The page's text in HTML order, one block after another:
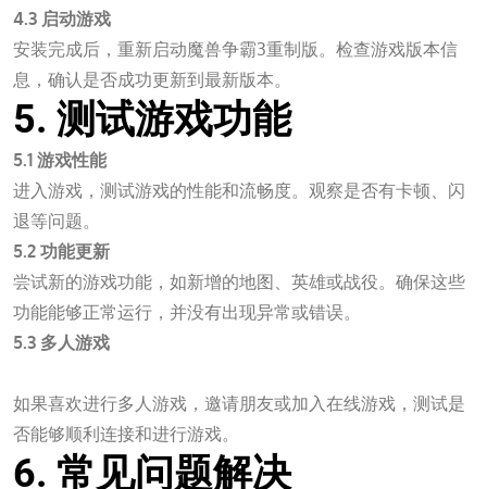
4.3 启动游戏
安装完成后，重新启动魔兽争霸3重制版。检查游戏版本信
息，确认是否成功更新到最新版本。
5. 测试游戏功能
5.1 游戏性能
进入游戏，测试游戏的性能和流畅度。观察是否有卡顿、闪
退等问题。
5.2 功能更新
尝试新的游戏功能，如新增的地图、英雄或战役。确保这些
功能能够正常运行，并没有出现异常或错误。
5.3 多人游戏
如果喜欢进行多人游戏，邀请朋友或加入在线游戏，测试是
否能够顺利连接和进行游戏。
6. 常见问题解决